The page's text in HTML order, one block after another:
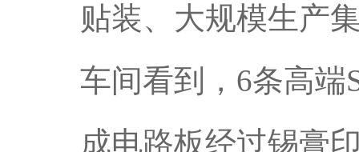
贴装、大规模生产
车间看到，6条高
成电路板经过锡膏